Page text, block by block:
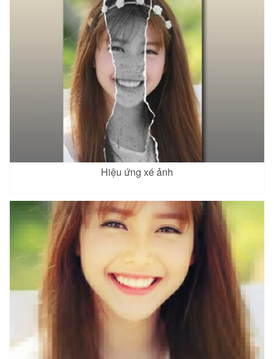
Hiệu ứng xé ảnh